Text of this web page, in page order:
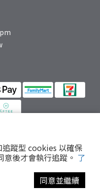
蹤型 cookies 以確保
後才會執行追蹤。 了
同意並繼續
式通知變更付款方式。